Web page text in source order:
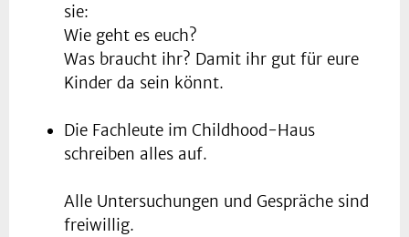
sie:
Wie geht es euch?
Was braucht ihr? Damit ihr gut für eure
Kinder da sein könnt.
Die Fachleute im Childhood-Haus
schreiben alles auf.
Alle Untersuchungen und Gespräche sind
freiwillig.